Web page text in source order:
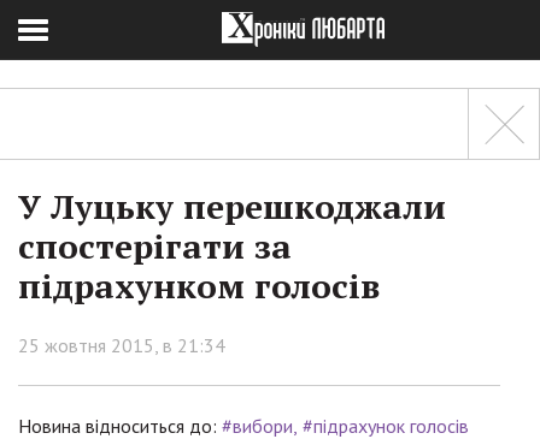
У Луцьку перешкоджали
спостерігати за
підрахунком голосів
25 жовтня 2015, в 21:34
Новина відноситься до: #вибори #підрахунок голосів